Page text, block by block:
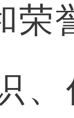
荣